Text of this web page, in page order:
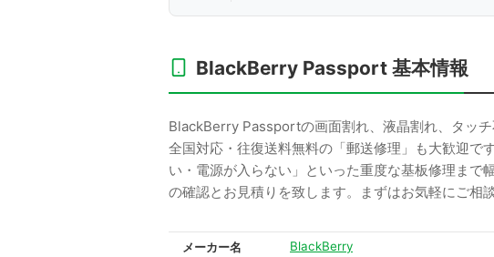
BlackBerry Passport 基本情報
BlackBerry Passportの画面割れ、液晶割れ、タッ
全国対応・往復送料無料の「郵送修理」も大歓迎で
い・電源が入らない」といった重度な基板修理ま
の確認とお見積りを致します。まずはお気軽にご相談
メーカー名 BlackBerry